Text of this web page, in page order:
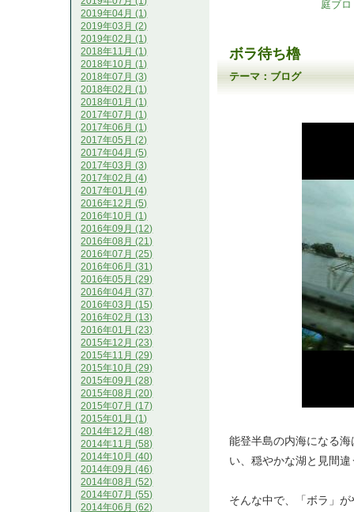
庭ブ
ボラ待ち櫓
テーマ：ブログ
能登半島の内海になる
い、穏やかな湖と見間
そんな中で、「ボラ」
2019年04月 (1)
2019年03月 (2)
2019年02月 (1)
2018年11月 (1)
2018年10月 (1)
2018年07月 (3)
2018年02月 (1)
2018年01月 (1)
2017年07月 (1)
2017年06月 (1)
2017年05月 (2)
2017年04月 (5)
2017年03月 (3)
2017年02月 (4)
2017年01月 (4)
2016年12月 (5)
2016年10月 (1)
2016年09月 (12)
2016年08月 (21)
2016年07月 (25)
2016年06月 (31)
2016年05月 (29)
2016年04月 (37)
2016年03月 (15)
2016年02月 (13)
2016年01月 (23)
2015年12月 (23)
2015年11月 (29)
2015年10月 (29)
2015年09月 (28)
2015年08月 (20)
2015年07月 (17)
2015年01月 (1)
2014年12月 (48)
2014年11月 (58)
2014年10月 (40)
2014年09月 (46)
2014年08月 (52)
2014年07月 (55)
2014年06月 (62)